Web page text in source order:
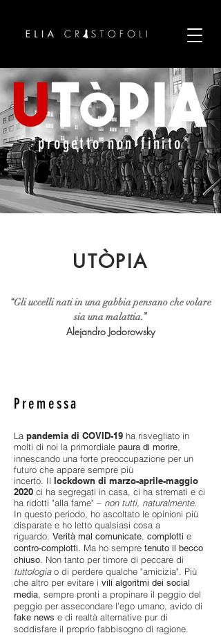
*progetto non-finito*
UTÒPIA
“Gli uccelli nati in una gabbia pensano che volare
sia una malattia.”
Alejandro Jodorowsky
Premessa
La pandemia di COVID-19 ha risvegliato in
molti di noi la primordiale paura di morire
innescando una forte preoccupazione per un
futuro che appare sempre più
incerto. Il lockdown di marzo-aprile-maggio
2020 ci ha segregati in casa, ci ha stremati e ci
ha ridotti "alla fame" – non tutti, naturalmente.
In questo periodo, ho ascoltato le opinioni più
disparate e ho letto qualsiasi cosa a
riguardo. Verità mal comunicate complotti e
contro-complotti. Ma ho sempre tenuto il becco
chiuso . Non tanto per timore di peccare di
tuttologiao di perdere qualche "amicizia". Più
che altro per evitare i vili algoritmi dei social
media , sempre pronti a propinare il peggio del
peggio per assecondare l'ego umano, avido di
fake news e di realtà alternative pur di
soddisfare il proprio fabbisogno di ragione.